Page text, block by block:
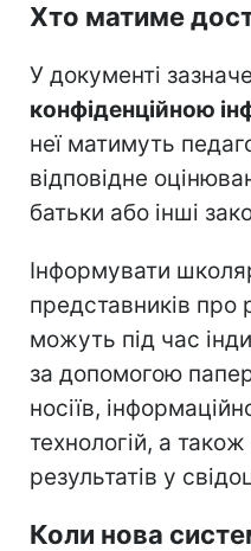
Хто матиме
У документі
конфіденційною
неї матимуть
відповідне
батьки або інші
Інформувати
представників про
можуть під час
за допомогою
носіїв,
технологій, а
результатів у
Коли нова